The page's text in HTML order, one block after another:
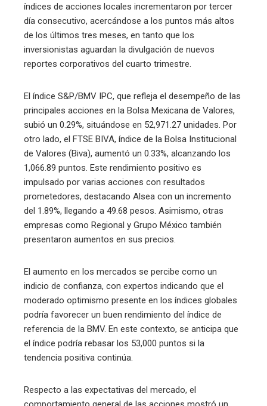
índices de acciones locales incrementaron por tercer
día consecutivo, acercándose a los puntos más altos
de los últimos tres meses, en tanto que los
inversionistas aguardan la divulgación de nuevos
reportes corporativos del cuarto trimestre.
El índice S&P/BMV IPC, que refleja el desempeño de las
principales acciones en la Bolsa Mexicana de Valores,
subió un 0.29%, situándose en 52,971.27 unidades. Por
otro lado, el FTSE BIVA, índice de la Bolsa Institucional
de Valores (Biva), aumentó un 0.33%, alcanzando los
1,066.89 puntos. Este rendimiento positivo es
impulsado por varias acciones con resultados
prometedores, destacando Alsea con un incremento
del 1.89%, llegando a 49.68 pesos. Asimismo, otras
empresas como Regional y Grupo México también
presentaron aumentos en sus precios.
El aumento en los mercados se percibe como un
indicio de confianza, con expertos indicando que el
moderado optimismo presente en los índices globales
podría favorecer un buen rendimiento del índice de
referencia de la BMV. En este contexto, se anticipa que
el índice podría rebasar los 53,000 puntos si la
tendencia positiva continúa.
Respecto a las expectativas del mercado, el